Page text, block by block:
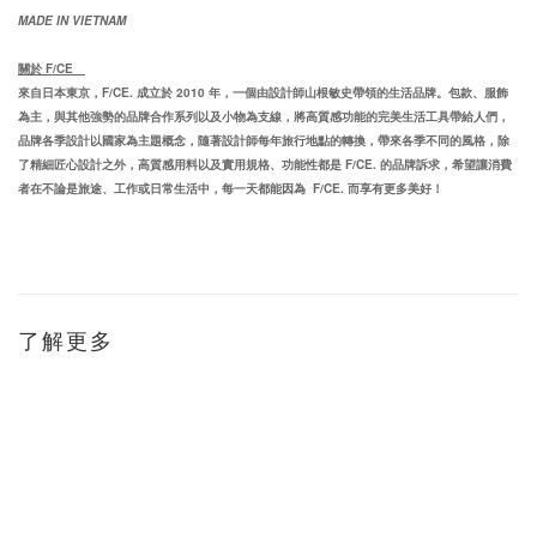
MADE IN VIETNAM
關於 F/CE
來自日本東京， F/CE. 成立於 2010 年，一個由設計師山根敏史帶領的生活品牌。包款、服飾
為主，與其他強勢的品牌合作系列以及小物為支線，將高質感功能的完美生活工具帶給人們，
品牌各季設計以國家為主題概念，隨著設計師每年旅行地點的轉換，帶來各季不同的風格，除
了精細匠心設計之外，高質感用料以及實用規格、功能性都是 F/CE. 的品牌訴求，希望讓消費
者在不論是旅途、工作或日常生活中，每一天都能因為 F/CE. 而享有更多美好！
了解更多